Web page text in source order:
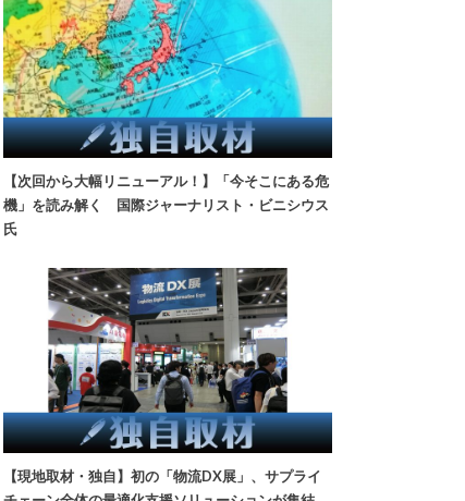
【次回から大幅リニューアル！】「今そこにある危
機」を読み解く 国際ジャーナリスト・ビニシウス
氏
【現地取材・独自】初の「物流DX展」、サプライ